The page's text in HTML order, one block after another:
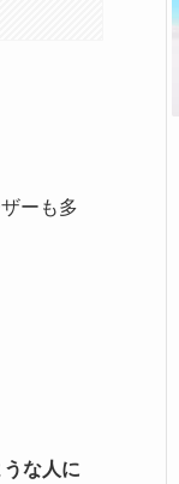
ーも多
な人に